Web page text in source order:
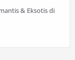
& Eksotis di